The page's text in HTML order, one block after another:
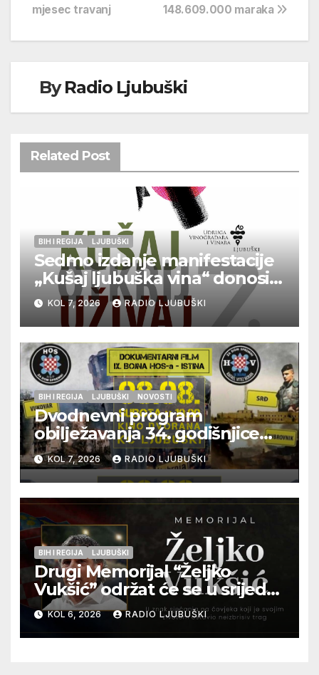
148.609.000 maraka
mjesec travanj
ByRadio Ljubuški
Related Post
BIH I REGIJA LJUBUŠKI
Sedmo izdanje manifestacije
„Kušaj ljubuška vina“ donosi
vrhunska vina, gastronomiju i
glazbu
KOL 7, 2026 RADIO LJUBUŠKI
BIH I REGIJA LJUBUŠKI NOVOSTI
Dvodnevni program
obilježavanja 34. godišnjice
pogibije generala Blaža
Kraljevića i osmorice
pripadnika HOS-a
KOL 7, 2026 RADIO LJUBUŠKI
BIH I REGIJA LJUBUŠKI
Drugi Memorijal “Željko
Vukšić” održat će se u srijedu
12. kolovoza u Otoku
KOL 6, 2026 RADIO LJUBUŠKI